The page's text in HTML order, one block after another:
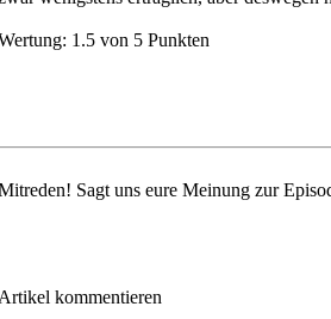
1.5 von 5 Punkten
Sagt uns eure Meinung zur
Artikel kommentieren